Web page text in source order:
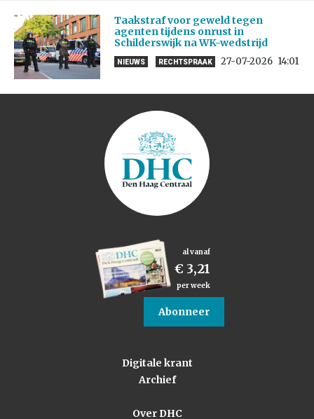
Taakstraf voor geweld tegen
agenten tijdens onrust in
Schilderswijk na WK-wedstrijd
NIEUWS RECHTSPRAAK 27-07-2026 14:01
al vanaf
€ 3,21
per week
Abonneer
Digitale krant
Archief
Over DHC